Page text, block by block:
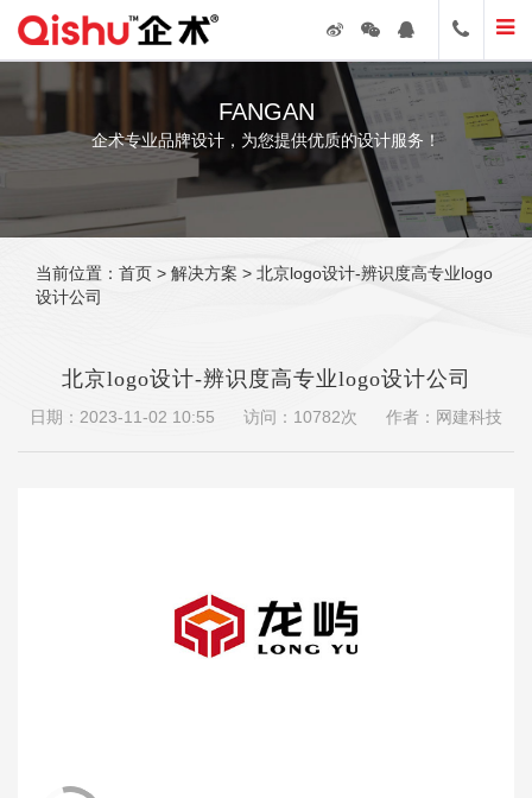
FANGAN
企术专业品牌设计，为您提供优质的设计服务！
当前位置： 首页 > 解决方案 > 北京logo设计-辨识度高专业logo
设计公司
北京logo设计-辨识度高专业logo设计公司
日期：2023-11-02 10:55 访问：10782次 作者：网建科技